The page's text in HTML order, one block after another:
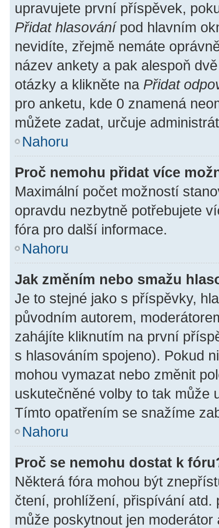
upravujete první příspěvek,
Přidat hlasovánípod hlavním
nevidíte, zřejmě nemáte
název ankety a pak alespoň
otázky a klikněte na Přidat
pro anketu, kde 0 znamená
můžete zadat, určuje
Nahoru
Proč nemohu přidat více
Maximální počet možností
opravdu nezbytně potřebujete
fóra pro další informace.
Nahoru
Jak změním nebo smažu
Je to stejné jako s příspěvky,
původním autorem,
zahájíte kliknutím na první
s hlasováním spojeno). Pokud
mohou vymazat nebo změnit
uskutečněné volby to tak může
Tímto opatřením se snažíme
Nahoru
Proč se nemohu dostat k
Některá fóra mohou být
čtení, prohlížení, přispívání atd.
může poskytnout jen